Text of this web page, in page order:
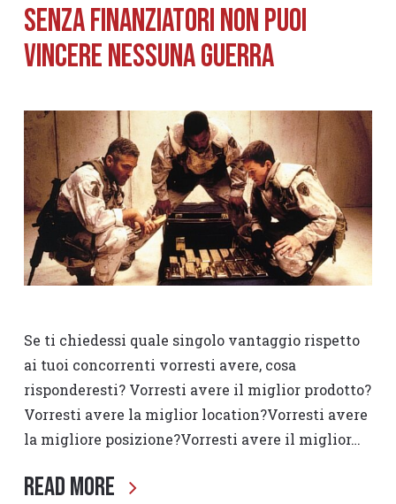
Senza finanziatori non puoi
vincere nessuna guerra
Se ti chiedessi quale singolo vantaggio rispetto
ai tuoi concorrenti vorresti avere, cosa
risponderesti? Vorresti avere il miglior prodotto?
Vorresti avere la miglior location?Vorresti avere
la migliore posizione?Vorresti avere il miglior…
Read More